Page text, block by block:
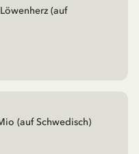
(auf
(auf Schwedisch)